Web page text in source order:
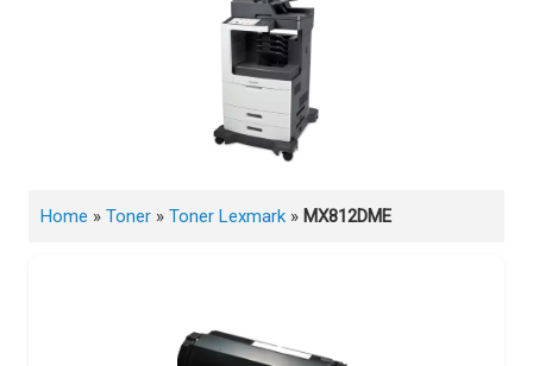
Home » Toner » Toner Lexmark » MX812DME